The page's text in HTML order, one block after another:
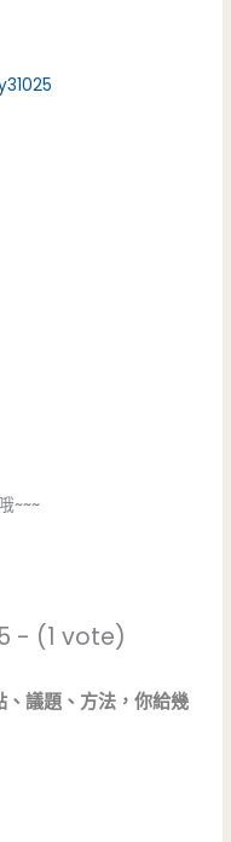
~~~
- (1 vote)
議題、方法，你給幾